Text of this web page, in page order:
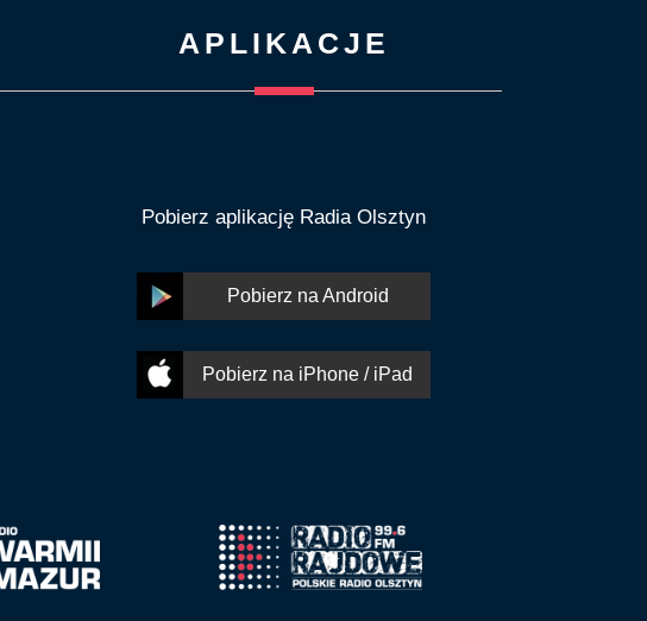
APLIKACJE
Pobierz aplikację Radia Olsztyn
Pobierz na Android
Pobierz na iPhone / iPad